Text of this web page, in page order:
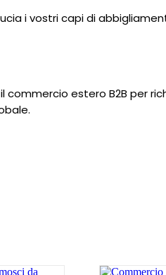
i vostri capi di
estero B2B per